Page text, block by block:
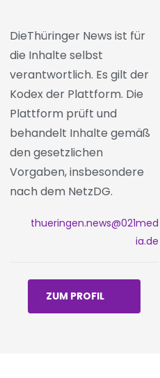
DieThüringer News ist für
die Inhalte selbst
verantwortlich. Es gilt der
Kodex der Plattform. Die
Plattform prüft und
behandelt Inhalte gemäß
den gesetzlichen
Vorgaben, insbesondere
nach dem NetzDG.
thueringen.news@021med
ia.de
ZUM PROFIL